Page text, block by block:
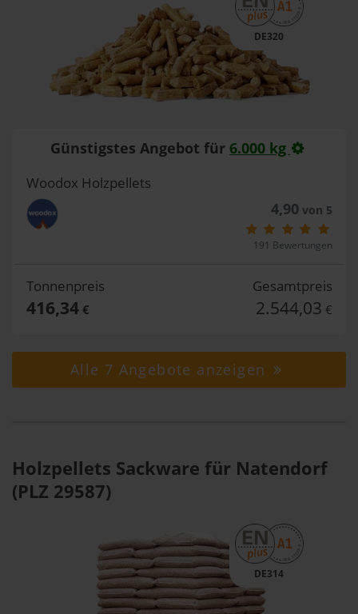
DE320
Günstigstes Angebot für 6.000 kg
Woodox Holzpellets
4,90 von 5
191 Bewertungen
Tonnenpreis
416,34€
Gesamtpreis
2.544,03 €
Alle 7 Angebote anzeigen
Holzpellets Sackware für Natendorf
(PLZ 29587)
DE314